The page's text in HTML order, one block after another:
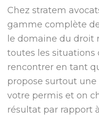
Chez stratem
gamme complète
le domaine du droit
toutes les situations
rencontrer en tant
propose surtout
votre permis et on
résultat par rapport